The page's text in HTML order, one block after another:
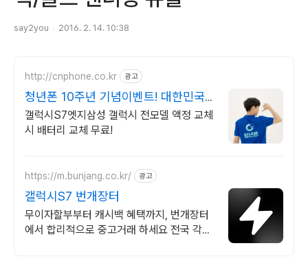
say2you 2016. 2. 14. 10:38
http://cnphone.co.kr 광고
청년폰 10주년 기념이벤트! 대한민국
대표 휴대폰수리매입
갤럭시S7엣지삼성 갤럭시 전모델 액정 교체
시 배터리 교체 무료!
https://m.bunjang.co.kr/ 광고
갤럭시S7 번개장터
무이자할부부터 캐시백 혜택까지, 번개장터
에서 합리적으로 중고거래 하세요 전국 각지